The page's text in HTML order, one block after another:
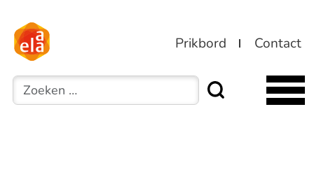
Prikbord Contact
Zoeken